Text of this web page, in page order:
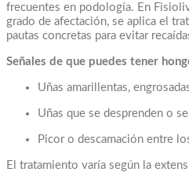
frecuentes en podología. En
grado de afectación, se aplica el
pautas concretas para evitar
Señales de que puedes tener
Uñas amarillentas,
Uñas que se desprenden o
Picor o descamación entre
El tratamiento varía según la